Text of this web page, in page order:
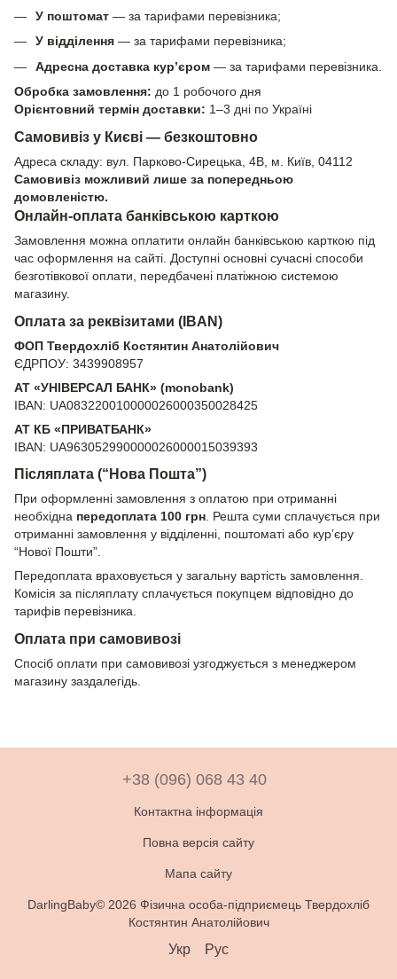
У поштомат — за тарифами перевізника;
У відділення — за тарифами перевізника;
Адресна доставка кур’єром — за тарифами перевізника.
Обробка замовлення: до 1 робочого дня
Орієнтовний термін доставки: 1–3 дні по Україні
Самовивіз у Києві — безкоштовно
Адреса складу: вул. Парково-Сирецька, 4В, м. Київ, 04112
Самовивіз можливий лише за попередньою
домовленістю.
Онлайн-оплата банківською карткою
Замовлення можна оплатити онлайн банківською карткою під
час оформлення на сайті. Доступні основні сучасні способи
безготівкової оплати, передбачені платіжною системою
магазину.
Оплата за реквізитами (IBAN)
ФОП Твердохліб Костянтин Анатолійович
ЄДРПОУ: 3439908957
АТ «УНІВЕРСАЛ БАНК» (monobank)
IBAN: UA083220010000026000350028425
АТ КБ «ПРИВАТБАНК»
IBAN: UA963052990000026000015039393
Післяплата (“Нова Пошта”)
При оформленні замовлення з оплатою при отриманні
необхідна передоплата 100 грн. Решта суми сплачується при
отриманні замовлення у відділенні, поштоматі або кур’єру
“Нової Пошти”.
Передоплата враховується у загальну вартість замовлення.
Комісія за післяплату сплачується покупцем відповідно до
тарифів перевізника.
Оплата при самовивозі
Спосіб оплати при самовивозі узгоджується з менеджером
магазину заздалегідь.
+38 (096) 068 43 40
Контактна інформація
Повна версія сайту
Мапа сайту
DarlingBaby© 2026 Фізична особа-підприємець Твердохліб
Костянтин Анатолійович
Укр Рус